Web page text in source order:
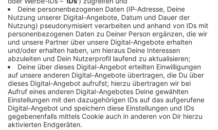
IMOT 2025: Unsere Fotos von der Motorrad-Messe in
München